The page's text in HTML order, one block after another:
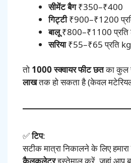
सीमेंट बैग₹350–₹400
गिट्टी₹900–₹1200
बालू₹800–₹1100 प्रति
सरिया₹55–₹65 प्रति kg
तो 1000 स्क्वायर फीट छतका कुल
लाखतक हो सकता है (केवल
✅टिप:
सटीक मात्रा निकालने के लिए हमारा